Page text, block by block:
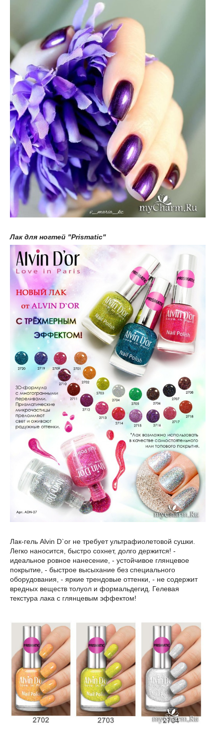
Лак для ногтей "Prismatic"
Лак-гель Alvin D`or не требует ультрафиолетовой сушки.
Легко наносится, быстро сохнет, долго держится! -
идеальное ровное нанесение, - устойчивое глянцевое
покрытие, - быстрое высыхание без специального
оборудования, - яркие трендовые оттенки, - не содержит
вредных веществ толуол и формальдегид. Гелевая
текстура лака с глянцевым эффектом!